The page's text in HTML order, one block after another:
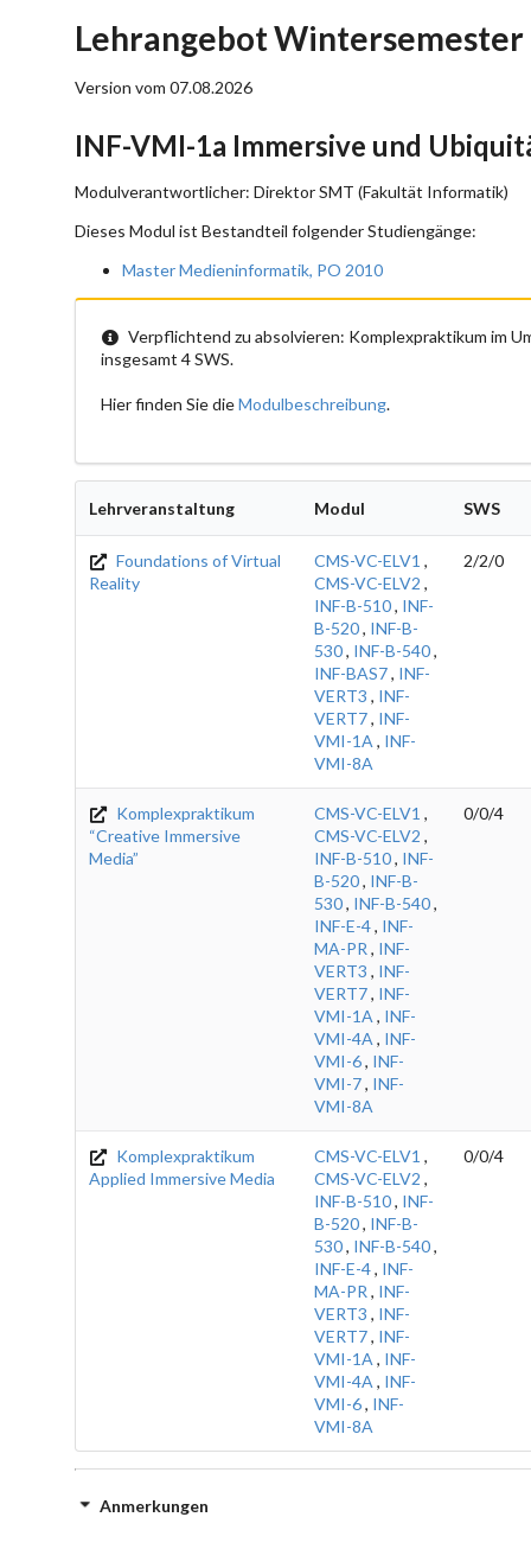
Lehrangebot
Version vom 07.08.2026
INF-VMI-1a Immersive und
Modulverantwortlicher: Direktor SMT (Fakultät Informatik)
Dieses Modul ist Bestandteil folgender Studiengänge:
Master Medieninformatik, PO 2010
Verpflichtend zu absolvieren: Komplexpraktikum im
insgesamt 4 SWS.
Hier finden Sie dieModulbeschreibung.
Lehrveranstaltung Modul SWS
Foundations of Virtual
Reality
CMS-VC-ELV1 ,
CMS-VC-ELV2 ,
INF-B-510, INF-
B-520, INF-B-
530, INF-B-540,
INF-BAS7, INF-
VERT3 , INF-
VERT7, INF-
VMI-1A , INF-
VMI-8A
2/2/0
Komplexpraktikum
“Creative Immersive
Media”
CMS-VC-ELV1 ,
CMS-VC-ELV2 ,
INF-B-510, INF-
B-520, INF-B-
530, INF-B-540,
INF-E-4, INF-
MA-PR , INF-
VERT3 , INF-
VERT7, INF-
VMI-1A , INF-
VMI-4A , INF-
VMI-6, INF-
VMI-7, INF-
VMI-8A
0/0/4
Komplexpraktikum
Applied Immersive Media
CMS-VC-ELV1 ,
CMS-VC-ELV2 ,
INF-B-510, INF-
B-520, INF-B-
530, INF-B-540,
INF-E-4, INF-
MA-PR , INF-
VERT3 , INF-
VERT7, INF-
VMI-1A , INF-
VMI-4A , INF-
VMI-6, INF-
VMI-8A
0/0/4
Anmerkungen